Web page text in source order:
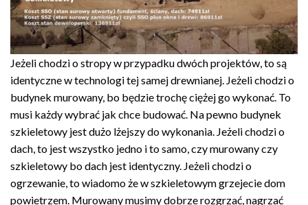
Jeżeli chodzi o stropy w przypadku dwóch projektów, to są
identyczne w technologi tej samej drewnianej. Jeżeli chodzi o
budynek murowany, bo będzie trochę ciężej go wykonać. To
musi każdy wybrać jak chce budować. Na pewno budynek
szkieletowy jest dużo lżejszy do wykonania. Jeżeli chodzi o
dach, to jest wszystko jedno i to samo, czy murowany czy
szkieletowy bo dach jest identyczny. Jeżeli chodzi o
ogrzewanie, to wiadomo że w szkieletowym grzejecie dom
powietrzem. Murowany musimy dobrze rozgrzać, nagrzać